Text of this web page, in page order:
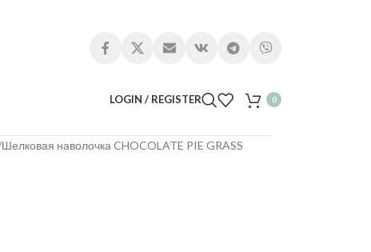
LOGIN / REGISTER 0
Шелковая наволочка CHOCOLATE PIE GRASS